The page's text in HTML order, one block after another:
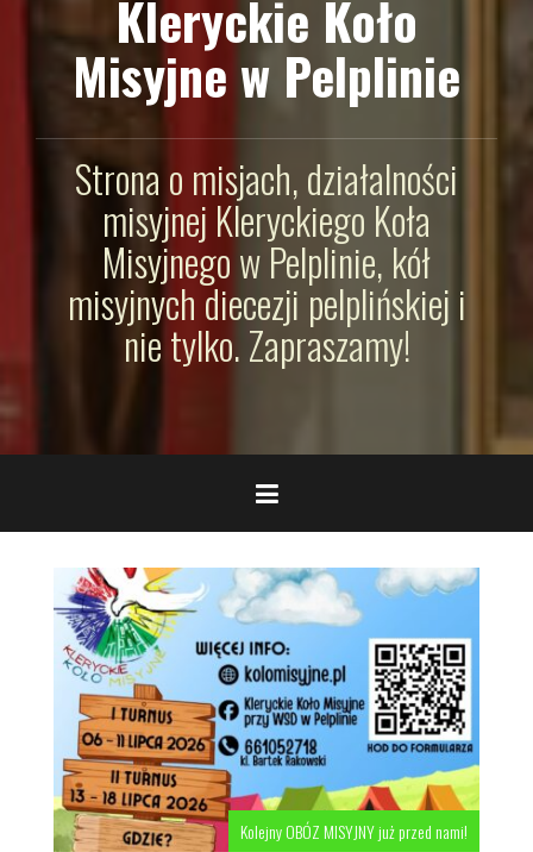
Kleryckie Koło
Misyjne w Pelplinie
Strona o misjach, działalności
misyjnej Kleryckiego Koła
Misyjnego w Pelplinie, kół
misyjnych diecezji pelplińskiej i
nie tylko. Zapraszamy!
Kolejny OBÓZ MISYJNY już przed nami!